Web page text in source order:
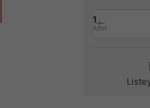
1
Adet